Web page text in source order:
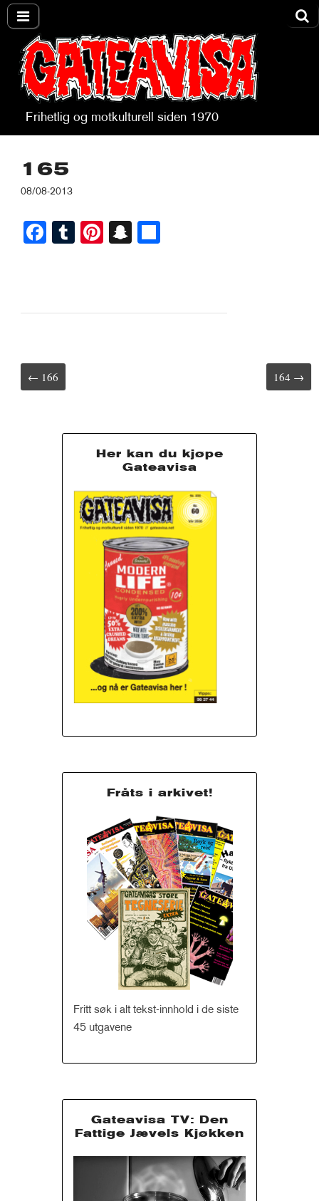
Gateavisa
Frihetlig og motkulturell siden 1970
165
08/08-2013
Fa T
r
Pi
t
S
t
S
Post
navigation
← 166 164 →
Her kan du kjøpe
Gateavisa
Fråts i arkivet!
Fritt søk i alt tekst-innhold i de siste
45 utgavene
Gateavisa TV: Den
Fattige Jævels Kjøkken